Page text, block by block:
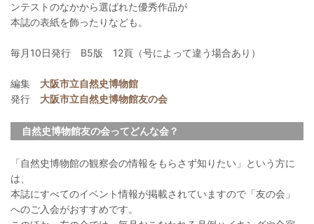
ンテストのなかから選ばれた優秀作品が
本誌の表紙を飾ったりなども。
毎月10日発行 B5版 12頁（号によって違う場合あり）
編集 大阪市立自然史博物館
発行 大阪市立自然史博物館友の会
自然史博物館友の会ってどんな会？
「自然史博物館の観察会の情報をもらさず知りたい」という方に
は、
本誌にすべてのイベント情報が掲載されていますので「友の会」
へのご入会がおすすめです。